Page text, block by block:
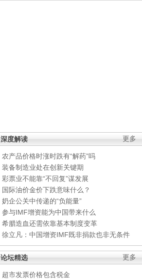
更多
深度解读
农产品价格时涨时跌有“解药”吗
装备制造业处在创新关键期
彩票业不能靠“不回复”谋发展
国际油价金价下跌意味什么？
奶企公关中传递的“负能量”
参与IMF增资能为中国带来什么
希腊造血还需依靠基本制度变革
徐立凡：中国增资IMF既非捐款也非无条件
更多
论坛精选
超市发票价格包含税金